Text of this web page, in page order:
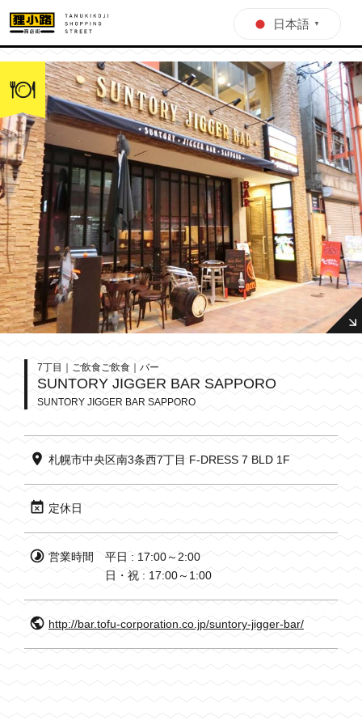
日本語 ▼
7丁目｜ご飲食ご飲食｜バー
SUNTORY JIGGER BAR SAPPORO
SUNTORY JIGGER BAR SAPPORO
札幌市中央区南3条西7丁目 F-DRESS 7 BLD 1F
定休日
営業時間
平日 : 17:00～2:00
日・祝 : 17:00～1:00
http://bar.tofu-corporation.co.jp/suntory-jigger-bar/